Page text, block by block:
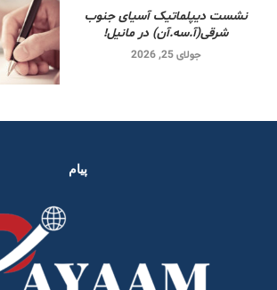
نشست دیپلماتیک آسیای جنوب
شرقی‌(آ.سه.آن) در مانیل!
جولای 25, 2026
پیام